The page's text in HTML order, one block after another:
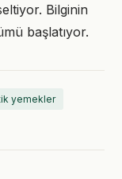
Bilginin
başlatıyor.
yemekler